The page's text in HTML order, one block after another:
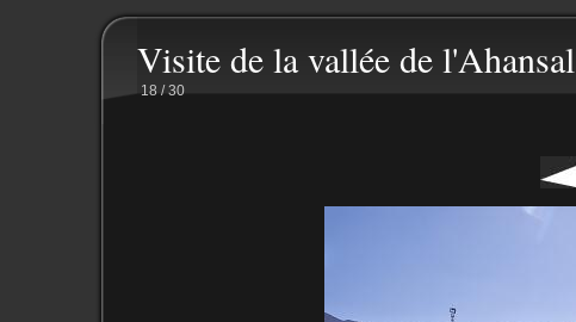
Visite de la vallée de l'Ahansal
18 / 30